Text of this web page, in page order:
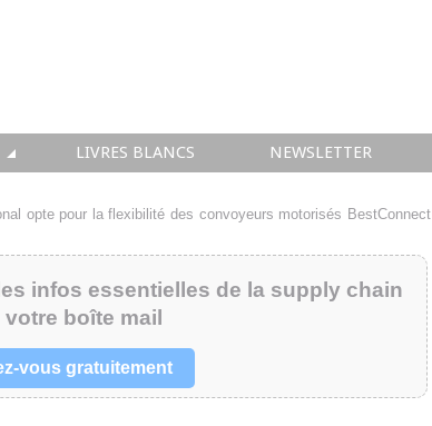
LIVRES BLANCS NEWSLETTER
opte pour la flexibilité des convoyeurs motorisés BestConnect
infos essentielles de la supply chain
boîte mail
vous gratuitement